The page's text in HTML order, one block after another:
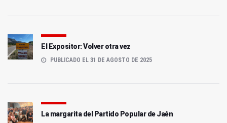
El Expositor: Volver otra vez
PUBLICADO EL 31 DE AGOSTO DE 2025
La margarita del Partido Popular de Jaén